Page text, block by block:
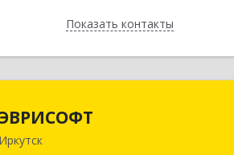
Показать контакты
Назад
Иркутск664003, Иркутская обл, Иркутск г,